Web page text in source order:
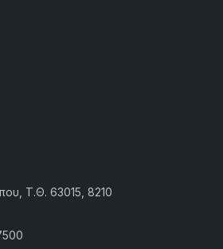
Τ.Θ. 63015, 8210